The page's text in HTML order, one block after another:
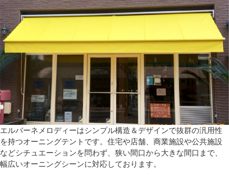
エルバーネメロディーはシンプル構造＆デザインで抜群の汎用性
を持つオーニングテントです。住宅や店舗、商業施設や公共施設
などシチュエーションを問わず、狭い間口から大きな間口まで、
幅広いオーニングシーンに対応しております。